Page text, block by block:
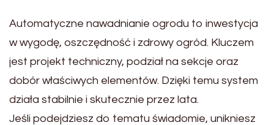
Automatyczne nawadnianie ogrodu to inwestycja
w wygodę, oszczędność i zdrowy ogród. Kluczem
jest projekt techniczny, podział na sekcje oraz
dobór właściwych elementów. Dzięki temu system
działa stabilnie i skutecznie przez lata.
Jeśli podejdziesz do tematu świadomie, unikniesz